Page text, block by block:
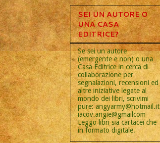
SEI UN AUTORE O
UNA CASA
EDITRICE?
Se sei un autore
(emergente e non) o una
Casa Editrice in cerca di
collaborazione per
segnalazioni, recensioni ed
altre iniziative legate al
mondo dei libri, scrivimi
pure: angyarmy@hotmail.it
iacov.angie@gmailcom
Leggo libri sia cartacei che
in formato digitale.